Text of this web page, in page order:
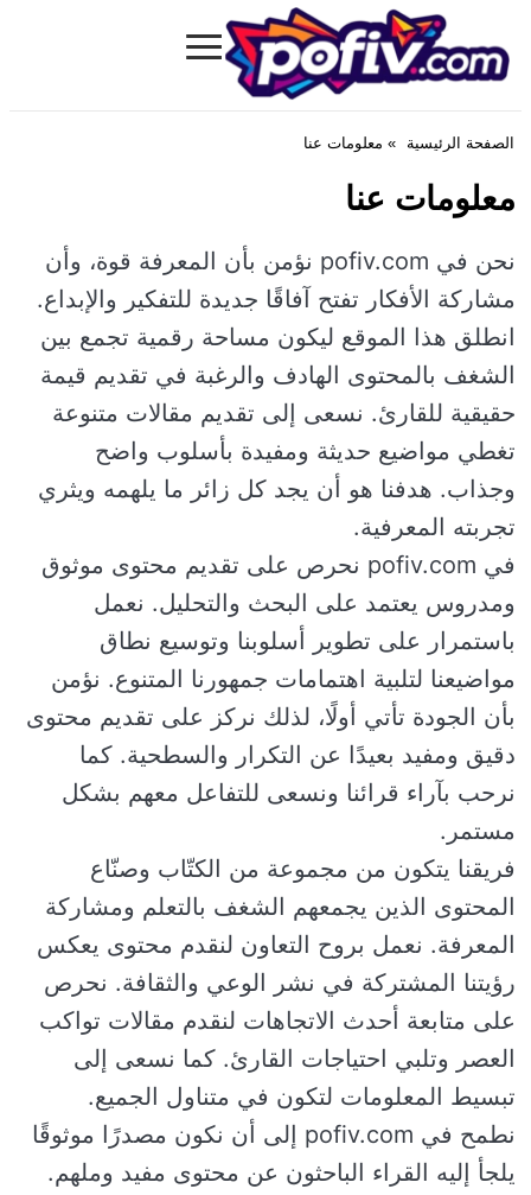
Pofiv.com
≡
الصفحة الرئيسية » معلومات عنا
معلومات عنا
نحن في pofiv.com نؤمن بأن المعرفة قوة، وأن
مشاركة الأفكار تفتح آفاقًا جديدة للتفكير والإبداع.
انطلق هذا الموقع ليكون مساحة رقمية تجمع بين
الشغف بالمحتوى الهادف والرغبة في تقديم قيمة
حقيقية للقارئ. نسعى إلى تقديم مقالات متنوعة
تغطي مواضيع حديثة ومفيدة بأسلوب واضح
وجذاب. هدفنا هو أن يجد كل زائر ما يلهمه ويثري
تجربته المعرفية.
في pofiv.com نحرص على تقديم محتوى موثوق
ومدروس يعتمد على البحث والتحليل. نعمل
باستمرار على تطوير أسلوبنا وتوسيع نطاق
مواضيعنا لتلبية اهتمامات جمهورنا المتنوع. نؤمن
بأن الجودة تأتي أولًا، لذلك نركز على تقديم محتوى
دقيق ومفيد بعيدًا عن التكرار والسطحية. كما
نرحب بآراء قرائنا ونسعى للتفاعل معهم بشكل
مستمر.
فريقنا يتكون من مجموعة من الكتّاب وصنّاع
المحتوى الذين يجمعهم الشغف بالتعلم ومشاركة
المعرفة. نعمل بروح التعاون لنقدم محتوى يعكس
رؤيتنا المشتركة في نشر الوعي والثقافة. نحرص
على متابعة أحدث الاتجاهات لنقدم مقالات تواكب
العصر وتلبي احتياجات القارئ. كما نسعى إلى
تبسيط المعلومات لتكون في متناول الجميع.
نطمح في pofiv.com إلى أن نكون مصدرًا موثوقًا
يلجأ إليه القراء الباحثون عن محتوى مفيد وملهم.